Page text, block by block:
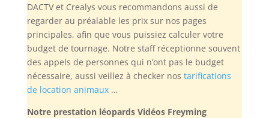
DACTV et Crealys vous recommandons aussi de
regarder au préalable les prix sur nos pages
principales, afin que vous puissiez calculer votre
budget de tournage. Notre staff réceptionne souvent
des appels de personnes qui n’ont pas le budget
nécessaire, aussi veillez à checker nos tarifications
de location animaux…
Notre prestation léopards Vidéos Freyming